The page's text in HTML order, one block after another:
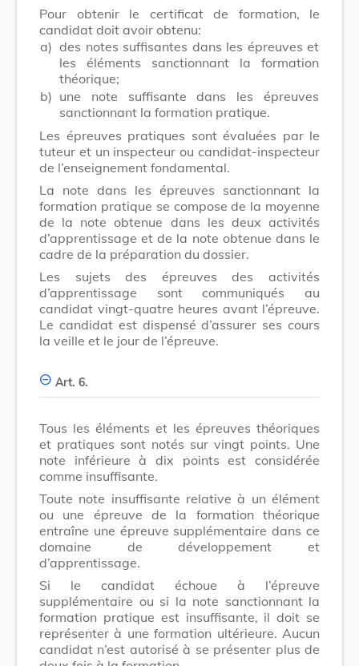
Pour obtenir le certificat de formation, le
candidat doit avoir obtenu:
a) des notes suffisantes dans les épreuves et
les éléments sanctionnant la formation
théorique;
b) une note suffisante dans les épreuves
sanctionnant la formation pratique.
Les épreuves pratiques sont évaluées par le
tuteur et un inspecteur ou candidat-inspecteur
de l’enseignement fondamental.
La note dans les épreuves sanctionnant la
formation pratique se compose de la moyenne
de la note obtenue dans les deux activités
d’apprentissage et de la note obtenue dans le
cadre de la préparation du dossier.
Les sujets des épreuves des activités
d’apprentissage sont communiqués au
candidat vingt-quatre heures avant l’épreuve.
Le candidat est dispensé d’assurer ses cours
la veille et le jour de l’épreuve.
Art. 6.
Tous les éléments et les épreuves théoriques
et pratiques sont notés sur vingt points. Une
note inférieure à dix points est considérée
comme insuffisante.
Toute note insuffisante relative à un élément
ou une épreuve de la formation théorique
entraîne une épreuve supplémentaire dans ce
domaine de développement et
d’apprentissage.
Si le candidat échoue à l’épreuve
supplémentaire ou si la note sanctionnant la
formation pratique est insuffisante, il doit se
représenter à une formation ultérieure. Aucun
candidat n’est autorisé à se présenter plus de